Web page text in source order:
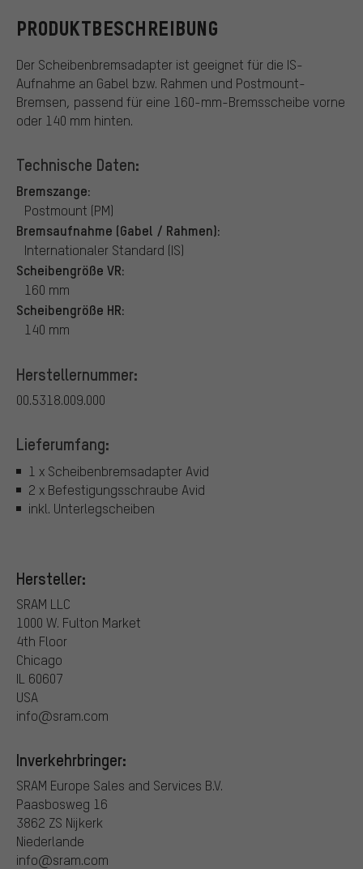
PRODUKTBESCHREIBUNG
Der Scheibenbremsadapter ist geeignet für die IS-
Aufnahme an Gabel bzw. Rahmen und Postmount-
Bremsen, passend für eine 160-mm-Bremsscheibe vorne
oder 140 mm hinten.
Technische Daten:
Bremszange:
Postmount (PM)
Bremsaufnahme (Gabel / Rahmen):
Internationaler Standard (IS)
Scheibengröße VR:
160 mm
Scheibengröße HR:
140 mm
Herstellernummer:
00.5318.009.000
Lieferumfang:
1 x Scheibenbremsadapter Avid
2 x Befestigungsschraube Avid
inkl. Unterlegscheiben
Hersteller:
SRAM LLC
1000 W. Fulton Market
4th Floor
Chicago
IL 60607
USA
info@sram.com
Inverkehrbringer:
SRAM Europe Sales and Services B.V.
Paasbosweg 16
3862 ZS Nijkerk
Niederlande
info@sram.com